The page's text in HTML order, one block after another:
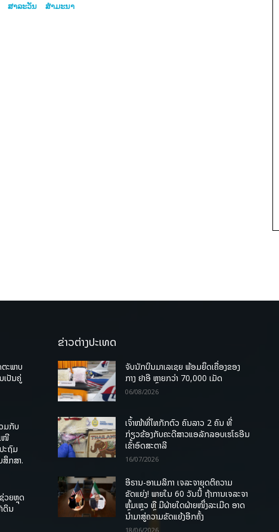
ສາລະວັນ ສຳມະນາ
ະພາບ
ເປັນຄູ່
ມກັບ
ໜີ
ະຖົມ
ສຶກສາ.
ວຍຫຼຸດ
ດິນ
ຂ່າວຕ່າງປະເທດ
ຈັບນັກບິນມາເລເຊຍ ພ້ອມຍຶດເຄື່ອງຂອງ
ກາງ ຢາອີ ຫຼາຍກວ່າ 70,000 ເມັດ
06/08/2026
ເຈົ້າໜ້າທີ່ໄທກັກຕົວ ຄົນລາວ 2 ຄົນ ທີ່
ກ່ຽວຂ້ອງກັບຄະດີສາວແອລັກລອບເຮໂຣອີນ
ເຂົ້າອົດສະຕາລີ
16/07/2026
ອີຣານ-ອາເມລິກາ ເຈລະຈາຍຸດຕິຄວາມ
ຂັດແຍ່ງ! ພາຍໃນ 60 ວັນນີ້ ຖ້າການເຈລະຈາ
ຫຼົ້ມເຫຼວ ຫຼື ມີຝ່າຍໃດຝ່າຍໜຶ່ງລະເມີດ ອາດ
ນໍາມາສູ່ຄວາມຂັດແຍ້ງອີກຄັ້ງ
18/06/2026